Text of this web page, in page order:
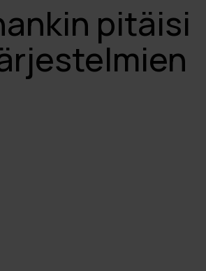
pitäisi